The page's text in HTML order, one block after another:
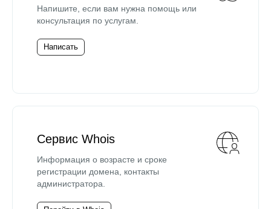
Напишите, если вам нужна помощь или
консультация по услугам.
Написать
Сервис Whois
Информация о возрасте и сроке
регистрации домена, контакты
администратора.